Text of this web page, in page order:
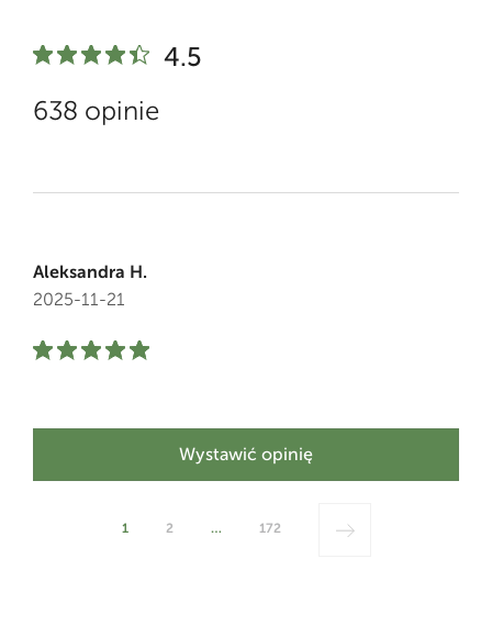
4.5
638 opinie
Aleksandra H.
2025-11-21
Wystawić opinię
1 2 … 172